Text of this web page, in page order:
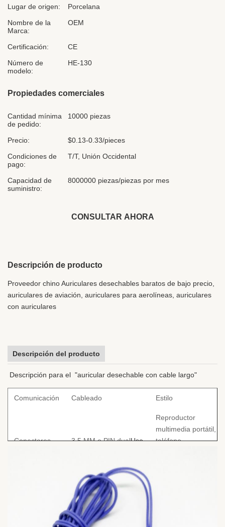
Lugar de origen:
Porcelana
Nombre de la
Marca:
OEM
Certificación:
CE
Número de
modelo:
HE-130
Propiedades comerciales
Cantidad mínima
de pedido:
10000 piezas
Precio:
$0.13-0.33/pieces
Condiciones de
pago:
T/T, Unión Occidental
Capacidad de
suministro:
8000000 piezas/piezas por mes
CONSULTAR AHORA
Descripción de producto
Proveedor chino Auriculares desechables baratos de bajo precio,
auriculares de aviación, auriculares para aerolíneas, auriculares
con auriculares
Descripción del producto
Descripción para el "auricular desechable con cable largo"
Comunicación Cableado Estilo
Conectores 3,5 MM o PIN dualUso
Reproductor
multimedia portátil,
teléfono
Material del cable